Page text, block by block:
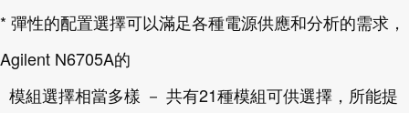
* 彈性的配置選擇可以滿足各種電源供應和分析的需求，
Agilent N6705A的
模組選擇相當多樣 － 共有21種模組可供選擇，所能提